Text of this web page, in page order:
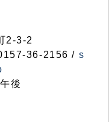
2-3-2
36-2156 / s
後